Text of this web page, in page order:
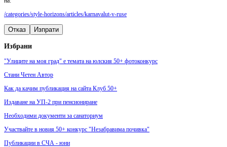
/categories/style-horizons/articles/karnavalut-v-ruse
Отказ Изпрати
Избрани
"Улиците на моя град" е темата на юлския 50+ фотоконкурс
Стани Четен Автор
Как да качим публикация на сайта Клуб 50+
Издаване на УП-2 при пенсиониране
Необходими документи за санаториум
Участвайте в новия 50+ конкурс "Незабравима почивка"
Публикации в СЧА - юни